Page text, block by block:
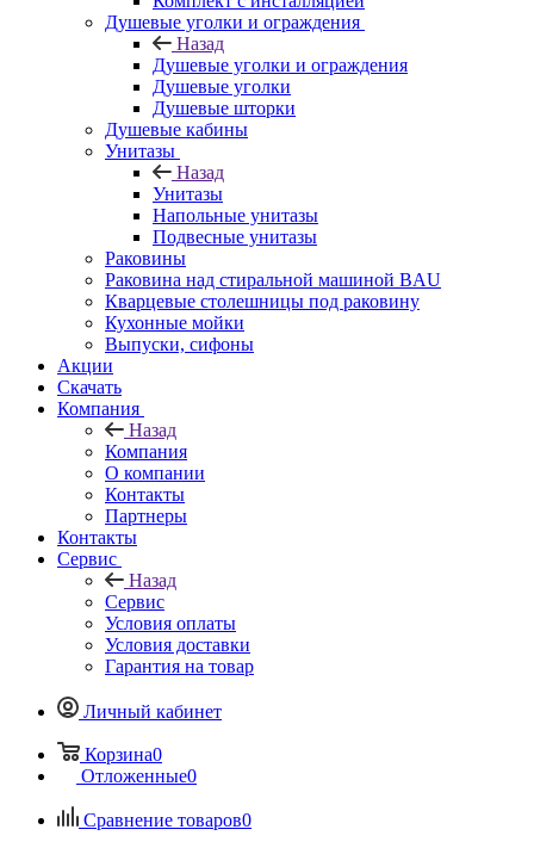
Душевые уголки и ограждения
Назад
Душевые уголки и ограждения
Душевые уголки
Душевые шторки
Душевые кабины
Унитазы
Назад
Унитазы
Напольные унитазы
Подвесные унитазы
Раковины
Раковина над стиральной машиной BAU
Кварцевые столешницы под раковину
Кухонные мойки
Выпуски, сифоны
Акции
Скачать
Компания
Назад
Компания
О компании
Контакты
Партнеры
Контакты
Сервис
Назад
Сервис
Условия оплаты
Условия доставки
Гарантия на товар
Личный кабинет
Корзина0
Отложенные0
Сравнение товаров0